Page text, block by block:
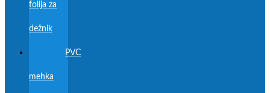
folija za
dežnik
PVC
mehka